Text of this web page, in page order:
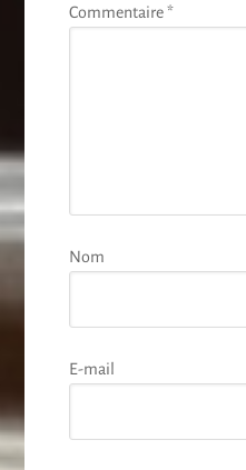
Commentaire*
Nom
E-mail